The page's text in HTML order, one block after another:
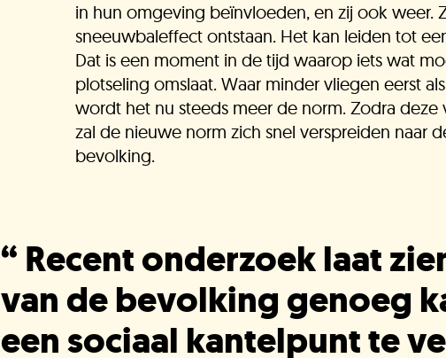
in hun omgeving beïnvloeden, en zij ook weer.
sneeuwbaleffect ontstaan. Het kan leiden tot
Dat is een moment in de tijd waarop iets wat
plotseling omslaat. Waar minder vliegen eerst
wordt het nu steeds meer de norm. Zodra deze
zal de nieuwe norm zich snel verspreiden naar
bevolking.
“ Recent onderzoek laat
van de bevolking genoeg
een sociaal kantelpunt te